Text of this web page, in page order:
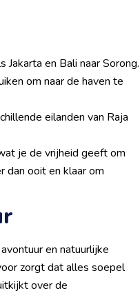
en Bali naar Sorong.
om naar de haven te
eilanden van Raja
je de vrijheid geeft om
dan ooit en klaar om
en natuurlijke
zorgt dat alles soepel
over de